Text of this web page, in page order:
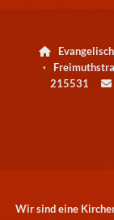

·
215531

Wir sind eine